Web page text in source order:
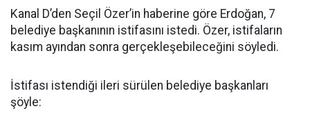
Kanal D’den Seçil Özer’in haberine göre Erdoğan, 7
belediye başkanının istifasını istedi. Özer, istifaların
kasım ayından sonra gerçekleşebileceğini söyledi.
İstifası istendiği ileri sürülen belediye başkanları
şöyle: